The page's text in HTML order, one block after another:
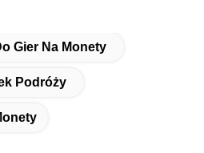
Gier Na Monety
Podróży